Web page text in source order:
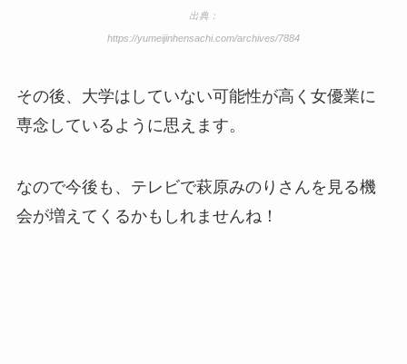
出典：
https://yumeijinhensachi.com/archives/7884
その後、大学はしていない可能性が高く女優業に
専念しているように思えます。
なので今後も、テレビで萩原みのりさんを見る機
会が増えてくるかもしれませんね！